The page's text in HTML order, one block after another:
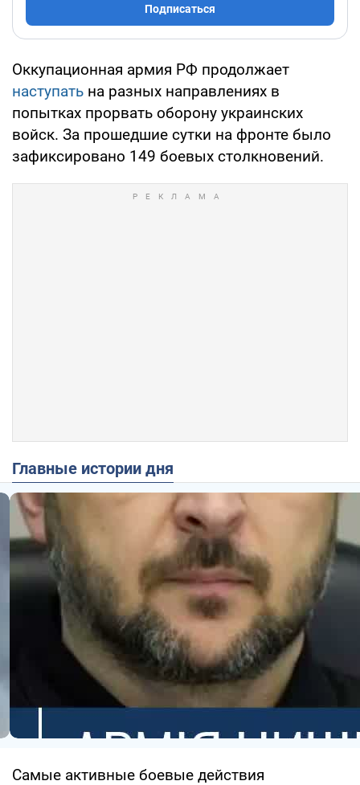
Подписаться
Оккупационная армия РФ продолжает
наступать на разных направлениях в
попытках прорвать оборону украинских
войск. За прошедшие сутки на фронте было
зафиксировано 149 боевых столкновений.
Главные истории дня
Самые активные боевые действия